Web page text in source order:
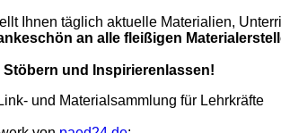
Ihnen täglich aktuelle Materialien,
an alle fleißigen
Stöbern und Inspirierenlassen!
und Materialsammlung für Lehrkräfte